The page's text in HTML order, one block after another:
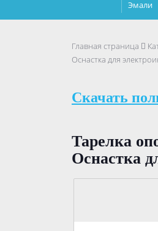
Эмали
Главная страница
Оснастка для
Скачать
Тарелка
Оснастка